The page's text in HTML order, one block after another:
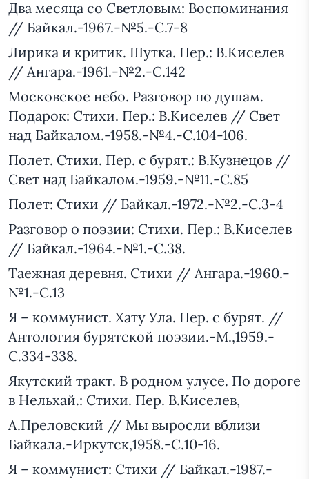
Два месяца со Светловым: Воспоминания
// Байкал.-1967.-№5.-С.7-8
Лирика и критик. Шутка. Пер.: В.Киселев
// Ангара.-1961.-№2.-С.142
Московское небо. Разговор по душам.
Подарок: Стихи. Пер.: В.Киселев // Свет
над Байкалом.-1958.-№4.-С.104-106.
Полет. Стихи. Пер. с бурят.: В.Кузнецов //
Свет над Байкалом.-1959.-№11.-С.85
Полет: Стихи // Байкал.-1972.-№2.-С.3-4
Разговор о поэзии: Стихи. Пер.: В.Киселев
// Байкал.-1964.-№1.-С.38.
Таежная деревня. Стихи // Ангара.-1960.-
№1.-С.13
Я – коммунист. Хату Ула. Пер. с бурят. //
Антология бурятской поэзии.-М.,1959.-
С.334-338.
Якутский тракт. В родном улусе. По дороге
в Нельхай.: Стихи. Пер. В.Киселев,
А.Преловский // Мы выросли вблизи
Байкала.-Иркутск,1958.-С.10-16.
Я – коммунист: Стихи // Байкал.-1987.-